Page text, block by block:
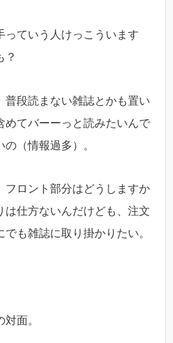
っていう人けっこういます
？
普段読まない雑誌とかも置い
めてバーーっと読みたいんで
（情報過多）。
フロント部分はどうしますか
は仕方ないんだけども、注文
も雑誌に取り掛かりたい。
面。